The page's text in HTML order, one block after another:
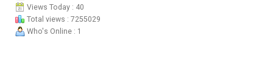
Views Today : 40
Total views : 7255029
Who's Online : 1